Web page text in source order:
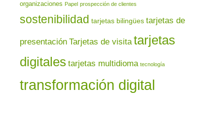
organizaciones Papel prospección de clientes
sostenibilidad tarjetas bilingües tarjetas de
presentación Tarjetas de visita tarjetas
digitales tarjetas multidioma tecnología
transformación digital